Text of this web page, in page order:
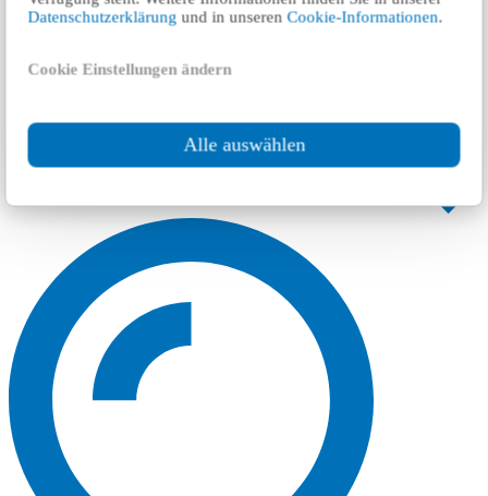
Datenschutzerklärung und in unserenCookie-Informationen.
Cookie Einstellungen ändern
Alle auswählen